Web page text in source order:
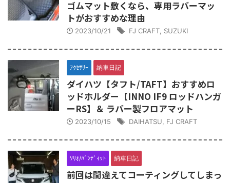
ゴムマット敷くなら、専用ラバーマッ
トがおすすめな理由
2023/10/21 FJ CRAFT SUZUKI
ｱｸｾｻﾘｰ 納車日記
ダイハツ【タフト/TAFT】おすすめロ
ッドホルダー【INNO IF9 ロッドハンガ
ーRS】＆ ラバー製フロアマット
2023/10/15 DAIHATSU FJ CRAFT
ｿﾘｵ/ﾊﾞﾝﾃﾞｨｯﾄ 納車日記
前回は間違えてコーティングしてしまっ